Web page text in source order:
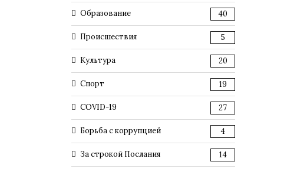
Образование 40
Происшествия 5
Культура 20
Спорт 19
COVID-19 27
Борьба с коррупцией 4
За строкой Послания 14